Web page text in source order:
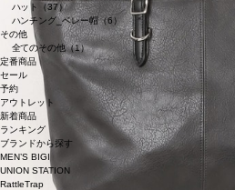
ハット（37）
ハンチング_ベレー帽（6）
その他
全てのその他（1）
定番商品
セール
予約
アウトレット
新着商品
ランキング
ブランドから探す
MEN’S BIGI
UNION STATION
RattleTrap